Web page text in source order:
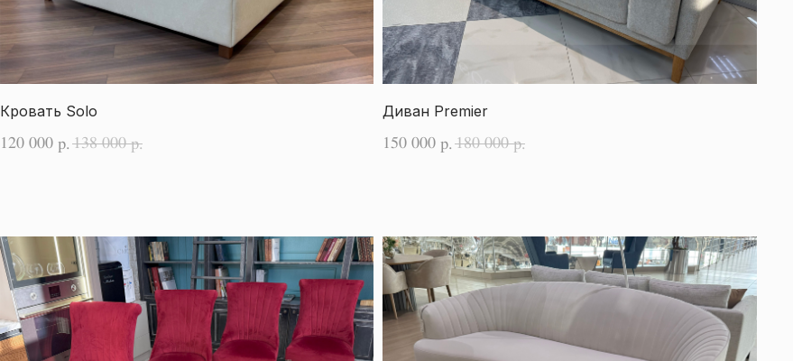
Кровать Solo
120 000 р. 138 000 р.
Диван Premier
150 000 р. 180 000 р.